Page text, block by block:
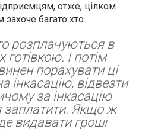
отже, цілком
захоче багато хто.
розплачуються в
готівкою. І потім
порахувати ці
інкасацію, відвезти
за інкасацію
заплатити. Якщо ж
видавати гроші